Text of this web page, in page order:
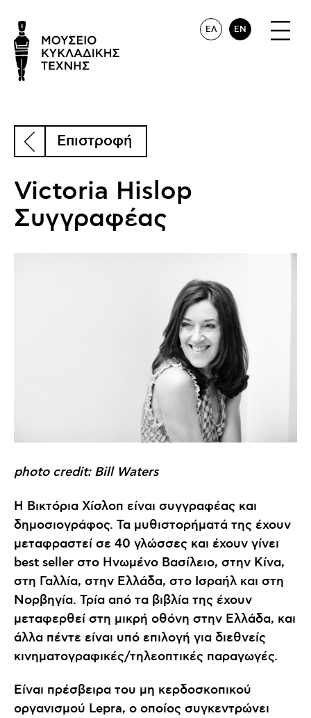
ΕΛ EN
Επιστροφή
Victoria Hislop
Συγγραφέας
photo credit: Bill Waters
Η Βικτόρια Χίσλοπ είναι συγγραφέας και
δημοσιογράφος. Τα μυθιστορήματά της έχουν
μεταφραστεί σε 40 γλώσσες και έχουν γίνει
best seller στο Ηνωμένο Βασίλειο, στην Κίνα,
στη Γαλλία, στην Ελλάδα, στο Ισραήλ και στη
Νορβηγία. Τρία από τα βιβλία της έχουν
μεταφερθεί στη μικρή οθόνη στην Ελλάδα, και
άλλα πέντε είναι υπό επιλογή για διεθνείς
κινηματογραφικές/τηλεοπτικές παραγωγές.
Είναι πρέσβειρα του μη κερδοσκοπικού
οργανισμού Lepra, ο οποίος συγκεντρώνει